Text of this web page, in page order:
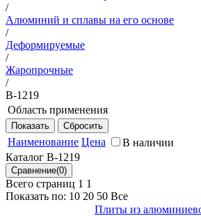
/
Алюминий и сплавы на его основе
/
Деформируемые
/
Жаропрочные
/
В-1219
Область применения
Элементы конструкций изделий
от минус 70 до плюс 175 °С
покрытиями
Наименование Цена
В наличии
Каталог В-1219
Всего страниц 1 1
Показать по: 10 20 50 Все
Плиты из